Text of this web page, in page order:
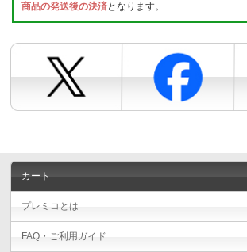
商品の発送後の決済となります。
カート
プレミコとは
FAQ・ご利用ガイド